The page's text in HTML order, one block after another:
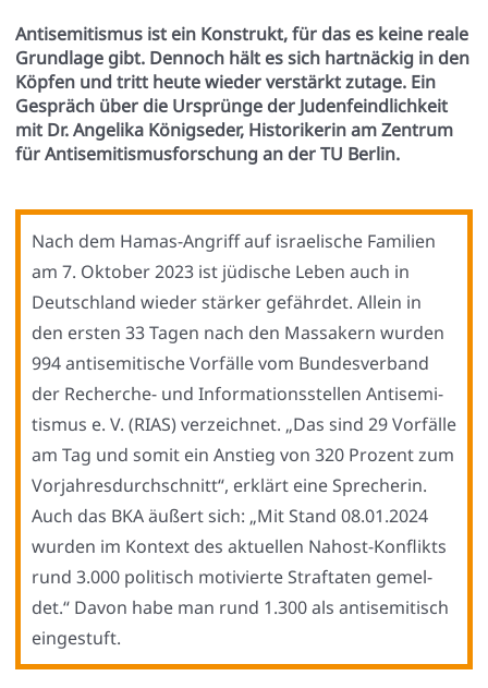
Antisemitismus ist ein Konstrukt, für das es keine reale
Grundlage gibt. Dennoch hält es sich hartnäckig in den
Köpfen und tritt heute wieder verstärkt zutage. Ein
Gespräch über die Ursprünge der Judenfeindlichkeit
mit Dr. Angelika Königseder, Historikerin am Zentrum
für Antisemitismusforschung an der TU Berlin.
Nach dem Hamas-Angriff auf israe­li­sche Fami­li­en
am 7. Okto­ber 2023 ist jüdi­sche Leben auch in
Deutsch­land wie­der stär­ker gefähr­det. Allein in
den ers­ten 33 Tagen nach den Mas­sa­kern wur­den
994 anti­se­mi­ti­sche Vor­fäl­le vom Bun­des­ver­band
der Recher­che- und Infor­ma­ti­ons­stel­len Anti­se­mi­
tis­mus e. V. (RIAS) ver­zeich­net. „Das sind 29 Vor­fäl­le
am Tag und somit ein Anstieg von 320 Pro­zent zum
Vor­jah­res­durch­schnitt“, erklärt eine Spre­che­rin.
Auch das BKA äußert sich: „Mit Stand 08.01.2024
wur­den im Kon­text des aktu­el­len Nah­ost-Kon­flikts
rund 3.000 poli­tisch moti­vier­te Straf­ta­ten gemel­
det.“ Davon habe man rund 1.300 als anti­se­mi­tisch
ein­ge­stuft.